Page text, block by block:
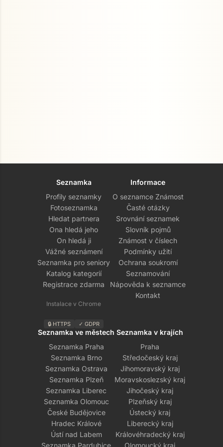
Seznamka
Profily seznamky
Fotoseznamka
Hledat partnera
Ona hledá jeho
On hledá ji
Vážné seznámení
Seznamka pro seniory
Katalog kategorií
Registrace zdarma
Instalace v Chrome
🔒 HTTPS ✓ GDPR
Informace
O seznamce Známost
Časté otázky
Srovnání seznamek
Slovník pojmů
Známost v číslech
Podmínky užití
Ochrana soukromí
Seznamování
Nápověda k seznamce
Kontakt
Seznamka ve městech
Seznamka Praha
Seznamka Brno
Seznamka Ostrava
Seznamka Plzeň
Seznamka Liberec
Seznamka Olomouc
České Budějovice
Hradec Králové
Ústí nad Labem
Seznamka Pardubice
Seznamka v krajích
Praha
Středočeský kraj
Jihomoravský kraj
Moravskoslezský kraj
Jihočeský kraj
Plzeňský kraj
Ústecký kraj
Liberecký kraj
Královéhradecký kraj
Olomoucký kraj